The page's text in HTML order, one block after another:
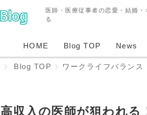
医師・医療従事者の恋愛・結婚・
る
HOME Blog TOP News
Blog TOP ワークライフバランス
高収入の医師が狙われる